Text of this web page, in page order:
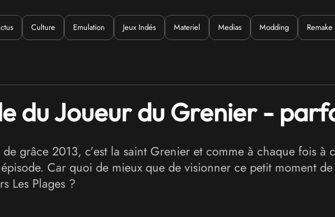
Où ? Quoi ?
Culture Emulation Jeux Indés Materiel Medias Modding Remake
du Joueur du Grenier -
grâce 2013, c’est la saint Grenier et comme à chaque fois à
Car quoi de mieux que de visionner ce petit moment
Les Plages ?